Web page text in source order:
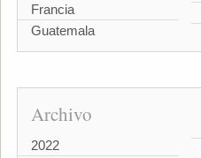
Francia
Guatemala
Archivo
2022